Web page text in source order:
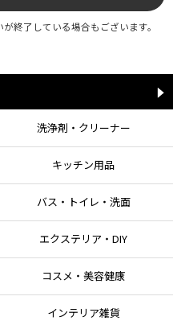
分を覆うように塗布してくださ
たプラスチック製品などは、変色
いように使用し、使用後は手をよ
方は使用しないでください。
タイプの製品や、食酢、アルコー
が発生し、危険です。
やかにふき取り、よく水ぶきをし
終了している場合もございます。
洗浄剤・クリーナー
キッチン用品
バス・トイレ・洗面
エクステリア・DIY
コスメ・美容健康
インテリア雑貨